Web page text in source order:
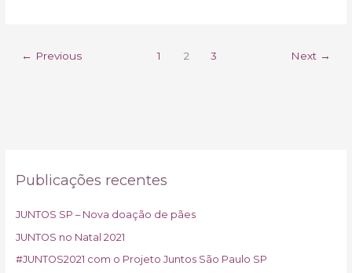
← Previous 1 2 3 Next →
Publicações recentes
JUNTOS SP – Nova doação de pães
JUNTOS no Natal 2021
#JUNTOS2021 com o Projeto Juntos São Paulo SP